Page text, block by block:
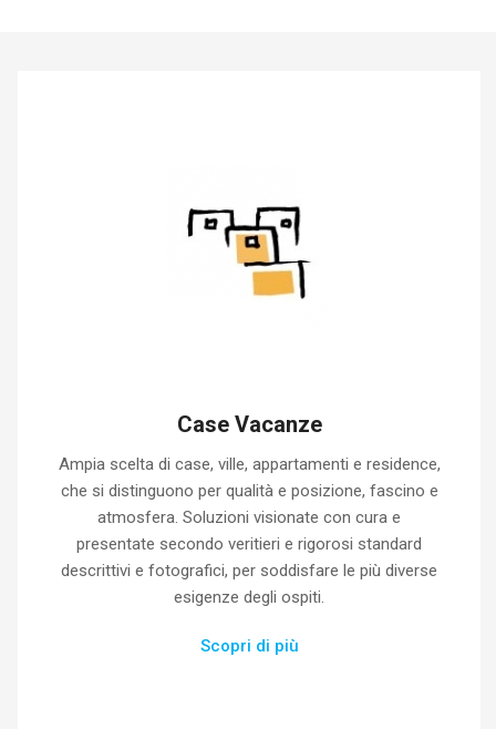
Case Vacanze
Ampia scelta di case, ville, appartamenti e residence,
che si distinguono per qualità e posizione, fascino e
atmosfera. Soluzioni visionate con cura e
presentate secondo veritieri e rigorosi standard
descrittivi e fotografici, per soddisfare le più diverse
esigenze degli ospiti.
Scopri di più